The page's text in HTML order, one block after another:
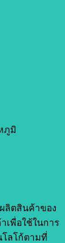
ภูมิ
ลิตสินค้าของ
เพื่อใช้ในการ
ลโก้ตามที่